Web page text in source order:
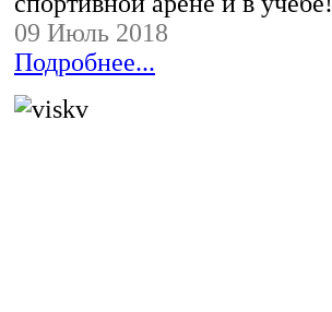
09 Июль 2018
Подробнее...